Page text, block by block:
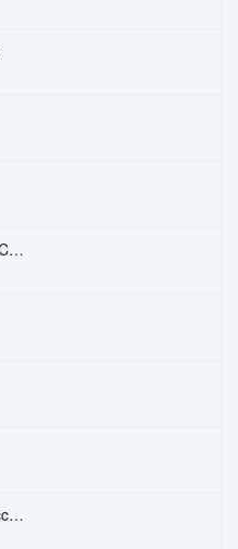
Mindenki Táncol – Majka Curtis, Péter Majoros
Sara Perche Ti Amo – Ricchi E Poveri